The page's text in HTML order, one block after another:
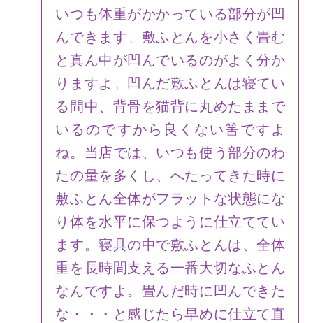
いつも体重がかかっている部分が凹
んできます。敷ふとんを小さく畳む
と真ん中が凹んでいるのがよく分か
りますよ。凹んだ敷ふとんは寝てい
る間中、背骨を猫背に丸めたままで
いるのですから良くない筈ですよ
ね。当店では、いつも使う部分のわ
たの量を多くし、へたってきた時に
敷ふとん全体がフラットな状態にな
り体を水平に保つように仕立ててい
ます。寝具の中で敷ふとんは、全体
重を長時間支える一番大切なふとん
なんですよ。畳んだ時に凹んできた
な・・・と感じたら早めに仕立て直